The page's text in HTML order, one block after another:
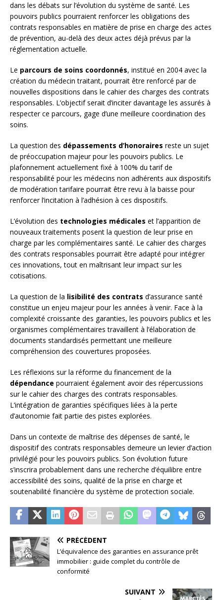
dans les débats sur l’évolution du système de santé. Les
pouvoirs publics pourraient renforcer les obligations des
contrats responsables en matière de prise en charge des actes
de prévention, au-delà des deux actes déjà prévus par la
réglementation actuelle.
Le parcours de soins coordonnés, institué en 2004 avec la
création du médecin traitant, pourrait être renforcé par de
nouvelles dispositions dans le cahier des charges des contrats
responsables. L’objectif serait d’inciter davantage les assurés à
respecter ce parcours, gage d’une meilleure coordination des
soins.
La question des dépassements d’honoraires reste un sujet
de préoccupation majeur pour les pouvoirs publics. Le
plafonnement actuellement fixé à 100% du tarif de
responsabilité pour les médecins non adhérents aux dispositifs
de modération tarifaire pourrait être revu à la baisse pour
renforcer l’incitation à l’adhésion à ces dispositifs.
L’évolution des technologies médicales et l’apparition de
nouveaux traitements posent la question de leur prise en
charge par les complémentaires santé. Le cahier des charges
des contrats responsables pourrait être adapté pour intégrer
ces innovations, tout en maîtrisant leur impact sur les
cotisations.
La question de la lisibilité des contrats d’assurance santé
constitue un enjeu majeur pour les années à venir. Face à la
complexité croissante des garanties, les pouvoirs publics et les
organismes complémentaires travaillent à l’élaboration de
documents standardisés permettant une meilleure
compréhension des couvertures proposées.
Les réflexions sur la réforme du financement de la
dépendance pourraient également avoir des répercussions
sur le cahier des charges des contrats responsables.
L’intégration de garanties spécifiques liées à la perte
d’autonomie fait partie des pistes explorées.
Dans un contexte de maîtrise des dépenses de santé, le
dispositif des contrats responsables demeure un levier d’action
privilégié pour les pouvoirs publics. Son évolution future
s’inscrira probablement dans une recherche d’équilibre entre
accessibilité des soins, qualité de la prise en charge et
soutenabilité financière du système de protection sociale.
PRÉCÉDENT
L’équivalence des garanties en assurance prêt
immobilier : guide complet du contrôle de
conformité
SUIVANT